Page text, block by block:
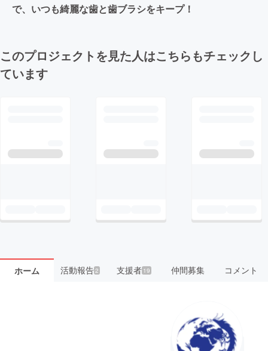
で、いつも綺麗な歯と歯ブラシをキープ！
このプロジェクトを見た人はこちらもチェックし
ています
ホーム 活動報告2 支援者 19 仲間募集 コメント